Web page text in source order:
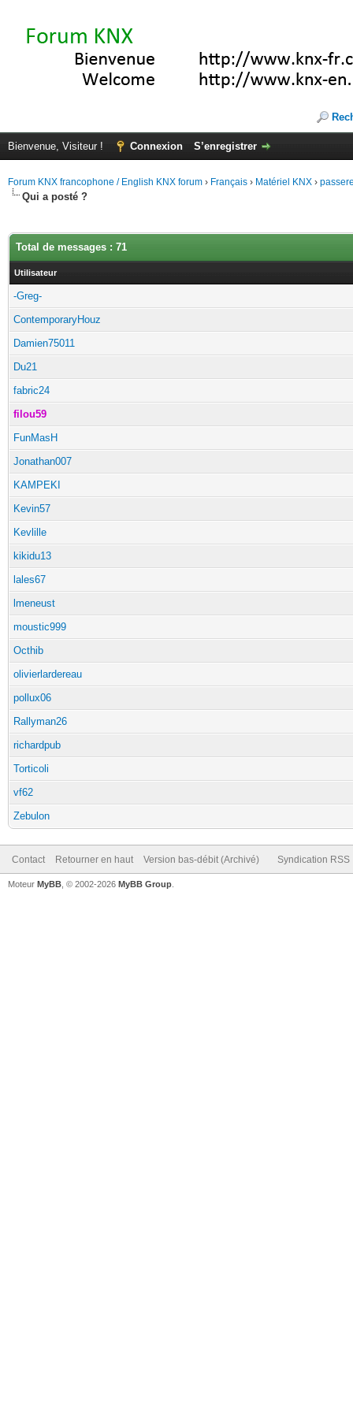
Bienvenue, Visiteur ! Connexion S’enregistrer
Forum KNX francophone / English KNX forum › Français › Matériel KNX ›
Qui a posté ?
Total de messages : 71
Utilisateur
-Greg-
ContemporaryHouz
Damien75011
Du21
fabric24
filou59
FunMasH
Jonathan007
KAMPEKI
Kevin57
Kevlille
kikidu13
lales67
lmeneust
moustic999
Octhib
olivierlardereau
pollux06
Rallyman26
richardpub
Torticoli
vf62
Zebulon
Contact Retourner en haut Version bas-débit (Archivé) Syndication RSS
Moteur MyBB , © 2002-2026 MyBB Group